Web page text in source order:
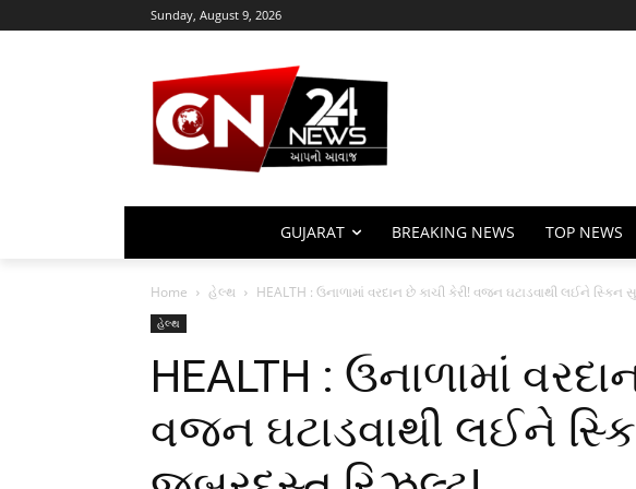
Sunday, August 9, 2026
GUJARAT BREAKING NEWS TOP NEWS
Home હેલ્થ HEALTH : ઉનાળામાં વરદાન છે કાચી કેરી! વજન ઘટાડવાથી લઈને સ્કિન
હેલ્થ
HEALTH : ઉનાળામાં
વજન ઘટાડવાથી લઈને